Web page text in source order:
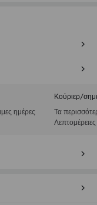
ημέρες
Κούριερ/
Τα
Λεπτομέρειες